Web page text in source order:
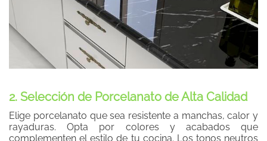
2. Selección de Porcelanato de Alta Calidad
Elige porcelanato que sea resistente a manchas, calor y
rayaduras. Opta por colores y acabados que
complementen el estilo de tu cocina. Los tonos neutros